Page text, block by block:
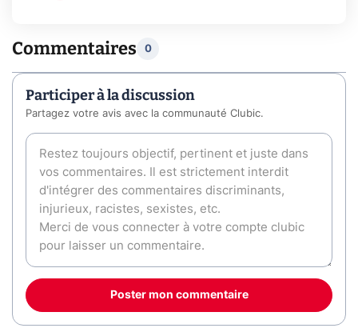
Commentaires 0
Participer à la discussion
Partagez votre avis avec la communauté Clubic.
Poster mon commentaire